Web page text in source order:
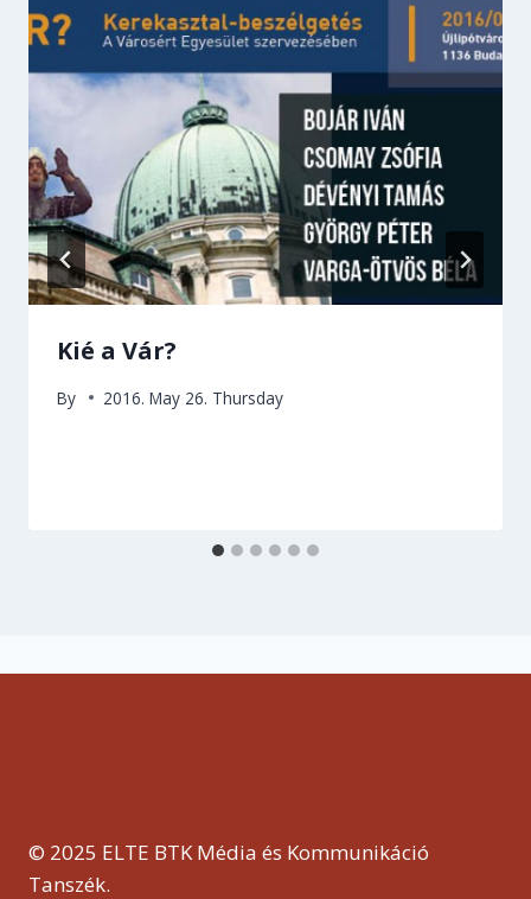
Kié a Vár?
By 2016. May 26. Thursday
© 2025 ELTE BTK Média és Kommunikáció
Tanszék.